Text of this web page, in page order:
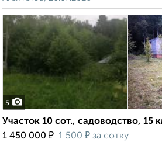
5
Участок 10 сот., садоводство, 15
1 450 000 ₽ 1 500 ₽ за сотку